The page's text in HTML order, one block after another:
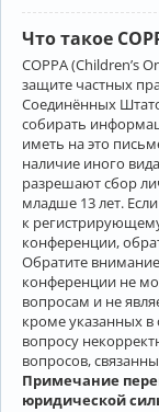
Что такое
COPPA (Children’s
защите частных
Соединённых
собирать
иметь на это
наличие иного
разрешают сбор
младше 13 лет.
к
конференции,
Обратите
конференции не
вопросам и не
кроме указанных в
вопросу
вопросов,
Примечание
юридической